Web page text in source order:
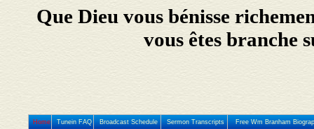
Que Dieu vous bénisse
vous êtes branche
Home Tunein FAQ Broadcast Schedule Sermon Transcripts Free Wm Branham